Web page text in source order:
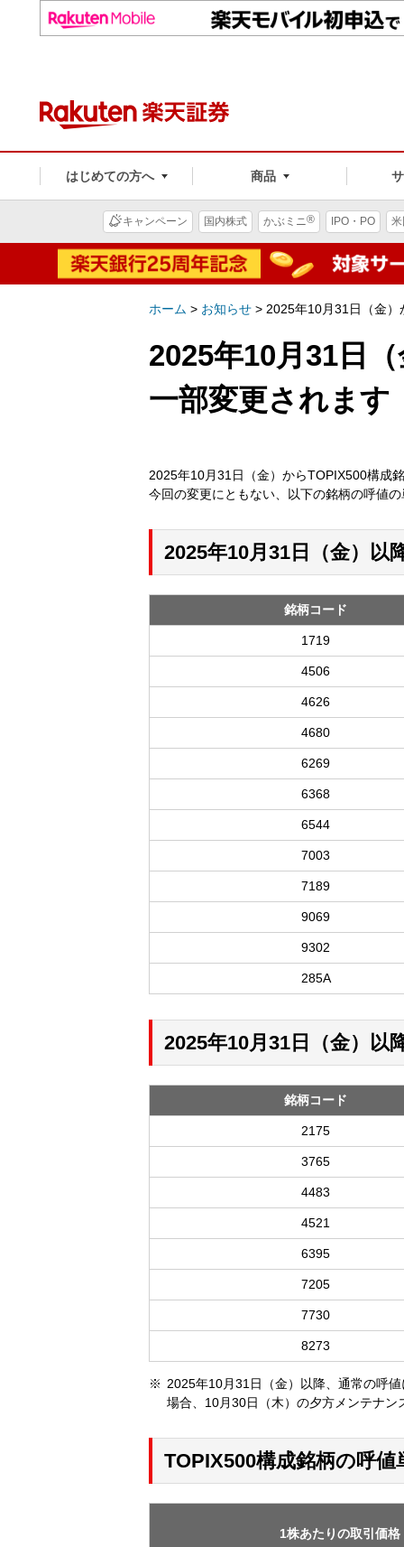
はじめての方へ 商品
キャンペーン 国内株式 かぶミニ® IPO・PO
ホーム > お知らせ > 2025年10月31日（金
2025年10月31日
一部変更されます
2025年10月31日（金）からTOPIX500構成
今回の変更にともない、以下の銘柄の呼値
2025年10月31日（金）以
銘柄コード
1719
4506
4626
4680
6269
6368
6544
7003
7189
9069
9302
285A
2025年10月31日（金）以
銘柄コード
2175
3765
4483
4521
6395
7205
7730
8273
2025年10月31日（金）以降、通常の呼
場合、10月30日（木）の夕方メンテナン
TOPIX500構成銘柄の呼値
1株あたりの取引価格